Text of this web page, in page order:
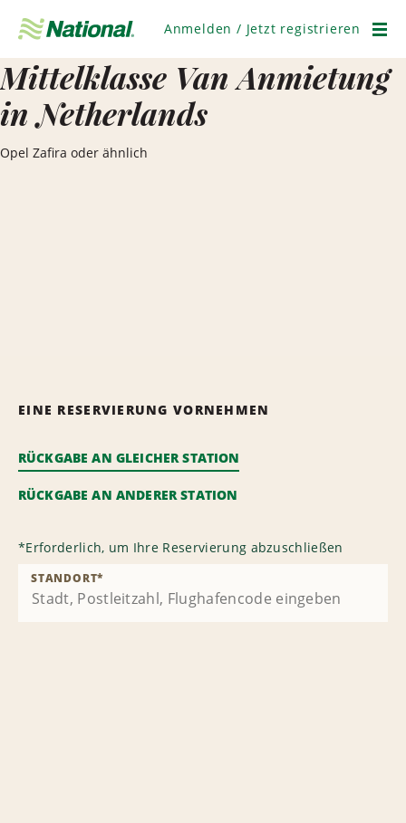
überspringen
Anmelden / Jetzt registrieren
Mittelklasse Van Anmietung
in Netherlands
Opel Zafira oder ähnlich
EINE RESERVIERUNG VORNEHMEN
RÜCKGABE AN GLEICHER STATION
RÜCKGABE AN ANDERER STATION
*Erforderlich, um Ihre Reservierung abzuschließen
STANDORT*